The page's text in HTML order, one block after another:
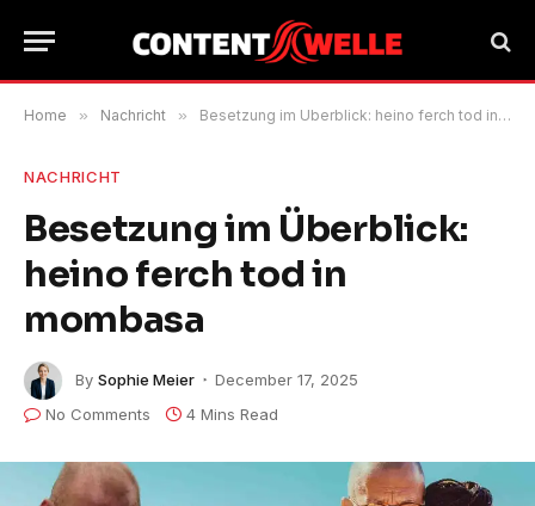
Home » Nachricht » Besetzung im Überblick: heino ferch tod in mombasa
NACHRICHT
Besetzung im Überblick:
heino ferch tod in
mombasa
By Sophie Meier
December 17, 2025
No Comments
4 Mins Read